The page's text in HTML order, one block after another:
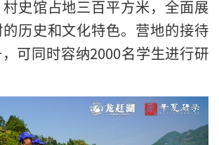
史馆占地三百平方米，全面展
历史和文化特色。营地的接待
可同时容纳2000名学生进行研